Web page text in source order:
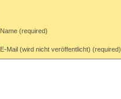
Name (required)
E-Mail (wird nicht veröffentlicht) (required)